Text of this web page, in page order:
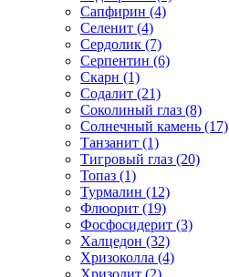
Сапфирин (4)
Селенит (4)
Сердолик (7)
Серпентин (6)
Скарн (1)
Содалит (21)
Соколиный глаз (8)
Солнечный камень (17)
Танзанит (1)
Тигровый глаз (20)
Топаз (1)
Турмалин (12)
Флюорит (19)
Фосфосидерит (3)
Халцедон (32)
Хризоколла (4)